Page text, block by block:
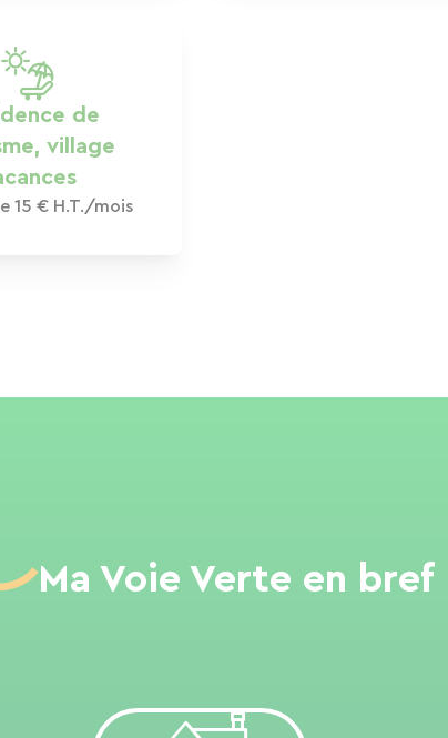
de
village
15 € H.T./mois
Ma Voie Verte en bref